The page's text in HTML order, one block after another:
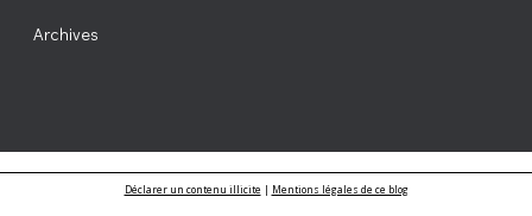
Archives
Déclarer un contenu illicite| Mentions légales de ce blog